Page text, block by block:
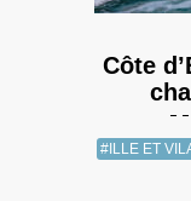
Côte
#ILLE ET